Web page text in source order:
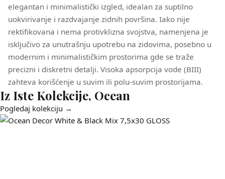
elegantan i minimalistički izgled, idealan za suptilno
uokvirivanje i razdvajanje zidnih površina. Iako nije
rektifikovana i nema protivklizna svojstva, namenjena je
isključivo za unutrašnju upotrebu na zidovima, posebno u
modernim i minimalističkim prostorima gde se traže
precizni i diskretni detalji. Visoka apsorpcija vode (BIII)
zahteva korišćenje u suvim ili polu-suvim prostorijama.
Iz Iste Kolekcije, Ocean
Pogledaj kolekciju →